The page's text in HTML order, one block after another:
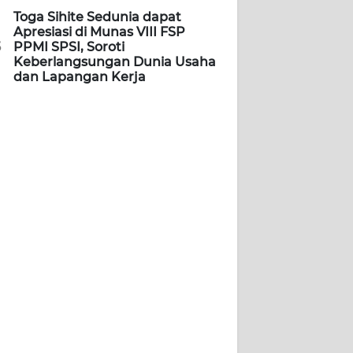
Toga Sihite Sedunia dapat
Apresiasi di Munas VIII FSP
PPMI SPSI, Soroti
Keberlangsungan Dunia Usaha
dan Lapangan Kerja